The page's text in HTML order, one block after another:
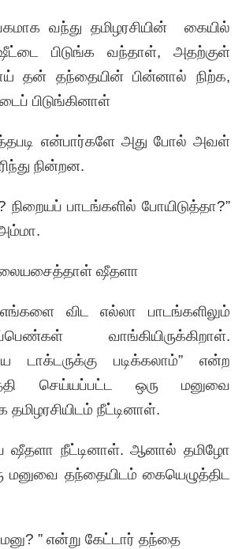
வந்து தமிழரசியின் கையில்
பிடுங்க வந்தாள், அதற்குள்
தன் தந்தையின் பின்னால் நிற்க,
பிடுங்கினாள்
என்பார்களே அது போல் அவள்
நின்றன.
நிறையப் பாடங்களில் போயிடுத்தா?”
ஷீதளா
விட எல்லா பாடங்களிலும்
வாங்கியிருக்கிறாள்.
டாக்டருக்கு படிக்கலாம்” என்ற
செய்யப்பட்ட ஒரு மனுவை
நீட்டினாள்.
ஷீதளா நீட்டினாள். ஆனால் தமிழோ
மனுவை தந்தையிடம் கையெழுத்திட
” என்று கேட்டார் தந்தை